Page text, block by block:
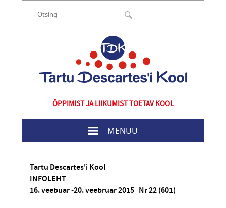
ÕPPIMIST JA LIIKUMIST TOETAV KOOL
MENÜÜ
Tartu Descartes'i Kool
INFOLEHT
16. veebuar -20. veebruar 2015 Nr 22 (601)